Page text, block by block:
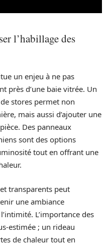
l’habillage des
un enjeu à ne pas
près d’une baie vitrée. Un
stores permet non
mais aussi d’ajouter une
Des panneaux
sont des options
tout en offrant une
transparents peut
une ambiance
L’importance des
estimée ; un rideau
de chaleur tout en